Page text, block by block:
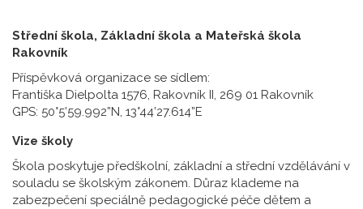
Střední škola, Základní škola a Mateřská škola
Rakovník
Příspěvková organizace se sídlem:
Františka Dielpolta 1576, Rakovník II, 269 01 Rakovník
GPS: 50°5’59.992”N, 13°44’27.614”E
Vize školy
Škola poskytuje předškolní, základní a střední vzdělávání v
souladu se školským zákonem. Důraz klademe na
zabezpečení speciálně pedagogické péče dětem a